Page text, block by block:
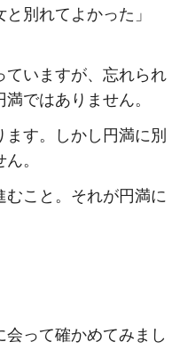
別れてよかった」
ていますが、忘れられ
ではありません。
す。しかし円満に別
。
こと。それが円満に
って確かめてみまし